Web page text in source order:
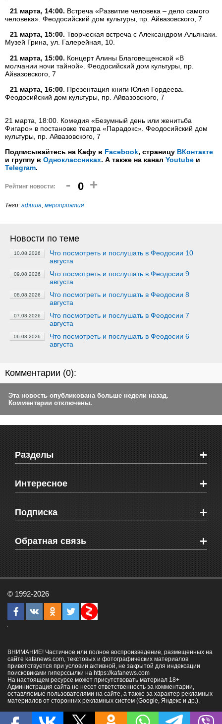
21 марта, 14:00. Встреча «Развитие человека – дело самого
человека». Феодосийский дом культуры, пр. Айвазовского, 7
21 марта, 15:00. Творческая встреча с Александром Альянаки.
Музей Грина, ул. Галерейная, 10.
21 марта, 15:00. Концерт Алины Благовещенской «В
молчании ночи тайной». Феодосийский дом культуры, пр.
Айвазовского, 7
21 марта, 16:00 . Презентация книги Юлия Гордеева.
Феодосийский дом культуры, пр. Айвазовского, 7
21 марта, 18:00. Комедия «Безумный день или женитьба
Фигаро» в постановке театра «Парадокс». Феодосийский дом
культуры, пр. Айвазовского, 7
Подписывайтесь на Кафу в Facebook, страницу ВКонтакте
и группу в Одноклассниках. А также на канал Youtube и
Telegram.
Рейтинг новости: - 0 +
Теги: афиша, мероприятия
Новости по теме
10.08.2026
Что посмотреть и послушать в Феодосии 10
августа
09.08.2026
Что посмотреть и послушать в Феодосии 9
августа
08.08.2026
Что посмотреть и послушать в Феодосии 8
августа
07.08.2026
Что посмотреть и послушать в Феодосии 7
августа
06.08.2026
Что посмотреть и послушать в Феодосии 6
августа
Комментарии (0):
Эта новость опубликована больше недели назад.
Комментарии отключены.
Разделы +
Новости Феодосии
Новости Крыма
Мировые новости
Объявления
Здоровье
СМС мнения читателей
Интересное +
Видео о Феодосии
Веб-камеры Феодосии
Блоги феодосийцев
Школы Феодосии
Подписка +
Печатная версия газеты "Кафа"
RSS
Обратная связь +
Рекламодателям
Контактная информация
© 1992-2026
ВНИМАНИЕ! Частичное или полное воспроизведение, размещенных на
сайте kafanews.com, текстовых и фотографических материалов
приветствуется при условии активной, не закрытой для индексации
поисковиками гиперссылки на https://kafanews.com
На настоящем ресурсе может присутствовать материал 18+
Администрация сайта не несет ответственность за комментарии,
оставляемые пользователями на сайте, а также за характер рекламных
материалов от сторонних рекламных систем (Google, Яндекс и др.).